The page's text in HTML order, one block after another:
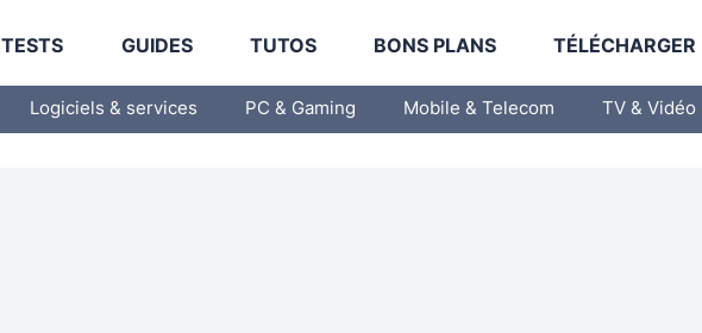
TESTS GUIDES TUTOS BONS PLANS TÉLÉCHARGER
Logiciels & services PC & Gaming Mobile & Telecom TV & Vidéo